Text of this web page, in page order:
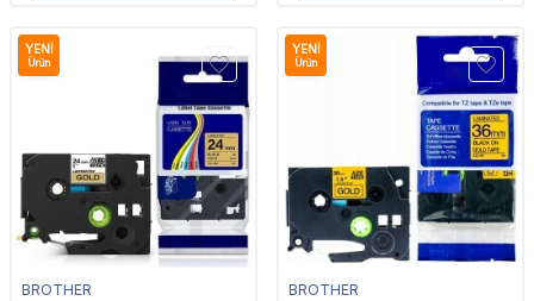
YENI
Ürün
BROTHER
YENI
Ürün
BROTHER